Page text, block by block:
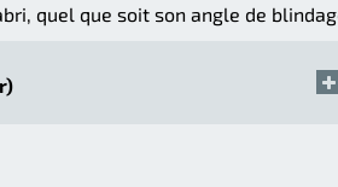
quel que soit son angle de